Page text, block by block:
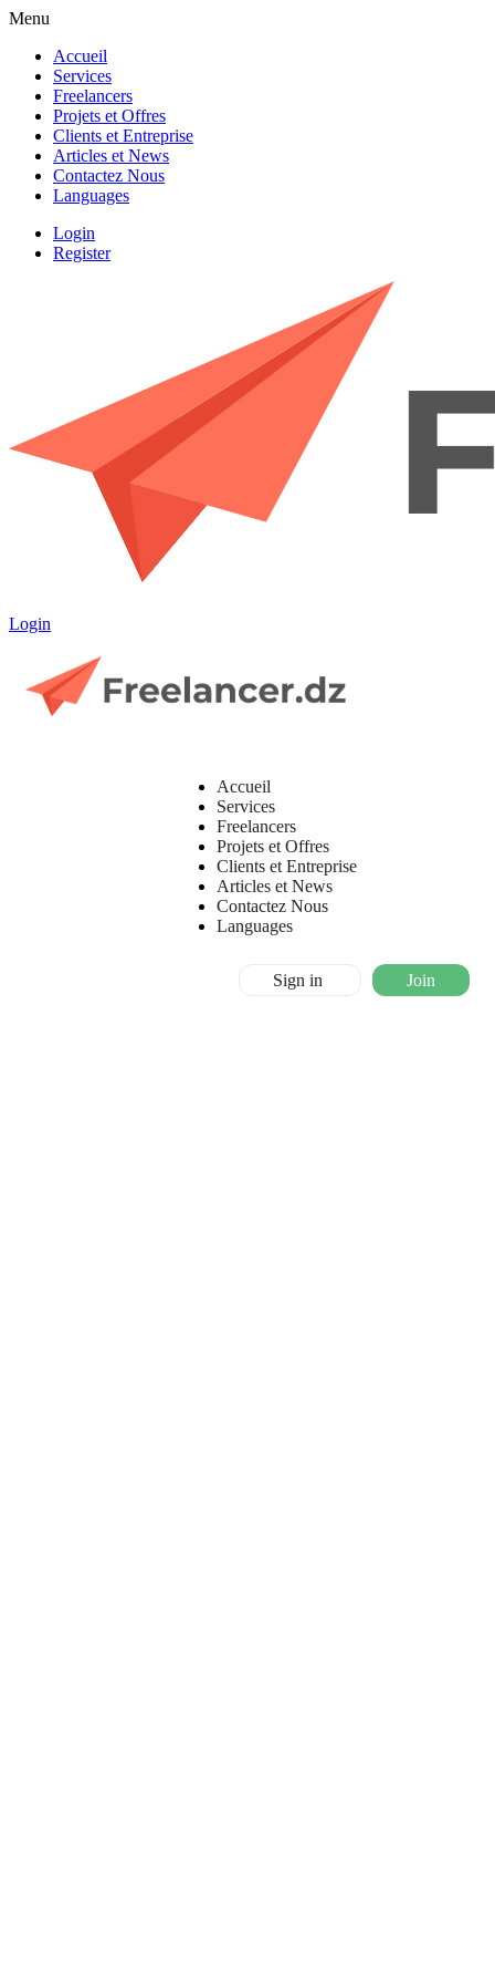
Menu
Accueil
Services
Freelancers
Projets et Offres
Clients et Entreprise
Articles et News
Contactez Nous
Languages
Login
Register
Login
Accueil
Services
Freelancers
Projets et Offres
Clients et Entreprise
Articles et News
Contactez Nous
Languages
Sign in Join